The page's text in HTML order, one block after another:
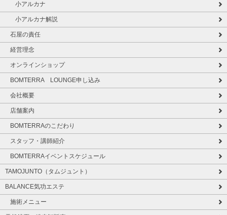
小アルカナ
小アルカナ解説
石屋の責任
経営理念
オンラインショップ
BOMTERRA LOUNGE申し込み
会社概要
店舗案内
BOMTERRAのこだわり
スタッフ・講師紹介
BOMTERRAイベントスケジュール
TAMOJUNTO（タムジュント）
BALANCE気功エステ
施術メニュー